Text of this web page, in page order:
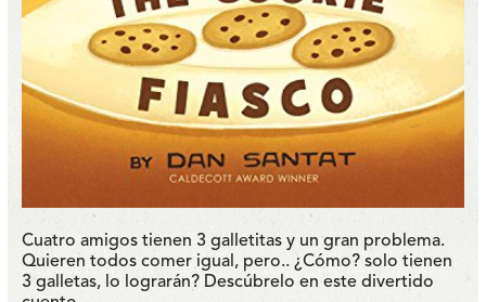
Cuatro amigos tienen 3 galletitas y un gran problema.
Quieren todos comer igual, pero.. ¿Cómo? solo tienen
3 galletas, lo lograrán? Descúbrelo en este divertido